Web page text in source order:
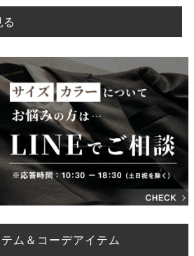
る
ム＆コーデアイテム